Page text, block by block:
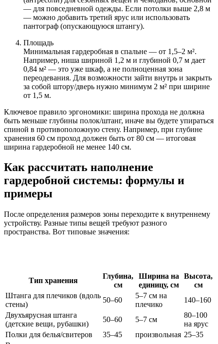
— для повседневной одежды. Если потолки выше 2,8 м
— можно добавить третий ярус или использовать
пантограф (опускающуюся штангу).
Площадь
Минимальная гардеробная в спальне — от 1,5–2 м².
Например, ниша шириной 1,2 м и глубиной 0,7 м дает
0,84 м² — это уже шкаф, а не полноценная зона
переодевания. Для возможности зайти внутрь и закрыть
за собой штору/дверь нужно минимум 2 м² при ширине
от 1,5 м.
Ключевое правило эргономики: ширина прохода не должна
быть меньше глубины полок/штанг, иначе вы будете упираться
спиной в противоположную стену. Например, при глубине
хранения 60 см проход должен быть от 80 см — итоговая
ширина гардеробной не менее 140 см.
Как рассчитать наполнение
гардеробной системы: формулы и
примеры
После определения размеров зоны переходите к внутреннему
устройству. Разные типы вещей требуют разного
пространства. Вот типовые значения:
Тип хранения
Глубина,
см
Ширина на
единицу, см
Высота,
см
Штанга для плечиков (вдоль
стены)
50–60
5–7 см на
плечико
140–160
Двухъярусная штанга
(детские вещи, рубашки)
50–60 5–7 см
80–100
на ярус
Полки для белья/свитеров
35–45 произвольная 25–35